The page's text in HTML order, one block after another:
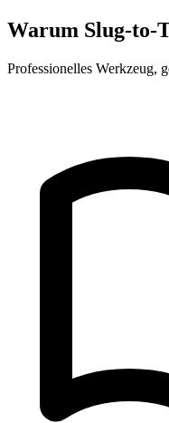
Warum Slug-to-
Professionelles Werkzeug,